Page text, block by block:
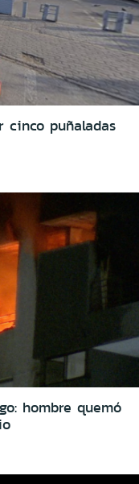
cinco puñaladas
hombre quemó